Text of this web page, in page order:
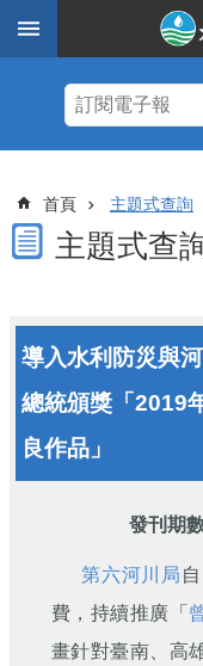
跳到主要內容區塊
題
式
查
期
子
報
水
首頁 主題式查詢
主題式查
導入水利防災與
總統頒獎「2019
良作品」
發刊期數
第六河川局
費，持續推廣「
畫針對臺南、高